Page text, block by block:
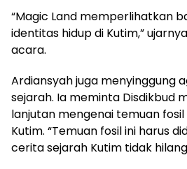
“Magic Land memperlihatkan
identitas hidup di Kutim,”
acara.
Ardiansyah juga menyinggung
sejarah. Ia meminta Disdikbud
lanjutan mengenai temuan
Kutim. “Temuan fosil ini harus
cerita sejarah Kutim tidak